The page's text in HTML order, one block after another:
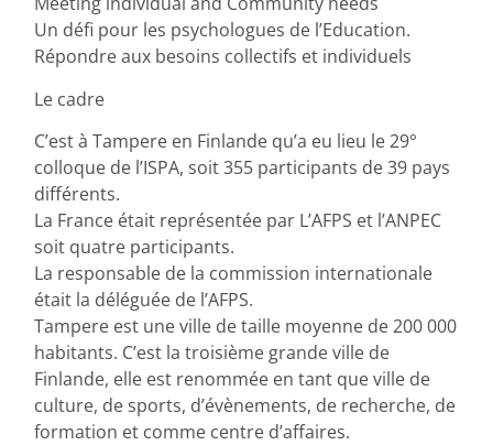
Un défi pour les psychologues de l’Education.
Répondre aux besoins collectifs et individuels
Le cadre
C’est à Tampere en Finlande qu’a eu lieu le 29°
colloque de l’ISPA, soit 355 participants de 39 pays
différents.
La France était représentée par L’AFPS et l’ANPEC
soit quatre participants.
La responsable de la commission internationale
était la déléguée de l’AFPS.
Tampere est une ville de taille moyenne de 200 000
habitants. C’est la troisième grande ville de
Finlande, elle est renommée en tant que ville de
culture, de sports, d’évènements, de recherche, de
formation et comme centre d’affaires.